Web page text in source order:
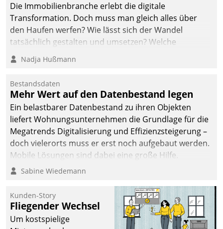
Die Immobilienbranche erlebt die digitale
Transformation. Doch muss man gleich alles über
den Haufen werfen? Wie lässt sich der Wandel
tatsächlich gestalten und umsetzen? Welche
Argumente zählen wirklich?
Nadja Hußmann
Bestandsdaten
Mehr Wert auf den Datenbestand legen
Ein belastbarer Datenbestand zu ihren Objekten
liefert Wohnungsunternehmen die Grundlage für die
Megatrends Digitalisierung und Effizienzsteigerung –
doch vielerorts muss er erst noch aufgebaut werden.
Mobile Lösungen sind dabei eine große Hilfe.
Sabine Wiedemann
Kunden-Story
Fliegender Wechsel
Um kostspielige